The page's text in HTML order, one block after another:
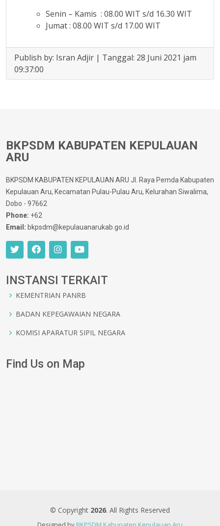
Senin – Kamis : 08.00 WIT s/d 16.30 WIT
Jumat : 08.00 WIT s/d 17.00 WIT
Publish by: Isran Adjir | Tanggal: 28 Juni 2021 jam
09:37:00
BKPSDM KABUPATEN KEPULAUAN
ARU
BKPSDM KABUPATEN KEPULAUAN ARU Jl. Raya Pemda Kabupaten
Kepulauan Aru, Kecamatan Pulau-Pulau Aru, Kelurahan Siwalima,
Dobo - 97662
Phone: +62
Email: bkpsdm@kepulauanarukab.go.id
INSTANSI TERKAIT
KEMENTRIAN PANRB
BADAN KEPEGAWAIAN NEGARA
KOMISI APARATUR SIPIL NEGARA
Find Us on Map
© Copyright 2026. All Rights Reserved